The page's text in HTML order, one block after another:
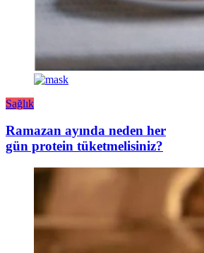
Sağlık
Ramazan ayında neden her
gün protein tüketmelisiniz?